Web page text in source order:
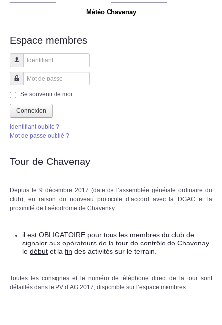
Météo Chavenay
Espace membres
Identifiant
Mot de passe
Se souvenir de moi
Connexion
Identifiant oublié ?
Mot de passe oublié ?
Tour de Chavenay
Depuis le 9 décembre 2017 (date de l’assemblée générale ordinaire du
club), en raison du nouveau protocole d’accord avec la DGAC et la
proximité de l’aérodrome de Chavenay :
il est OBLIGATOIRE pour tous les membres du club de
signaler aux opérateurs de la tour de contrôle de Chavenay
le début et la fin des activités sur le terrain.
Toutes les consignes et le numéro de téléphone direct de la tour sont
détaillés dans le PV d’AG 2017, disponible sur l’espace membres.